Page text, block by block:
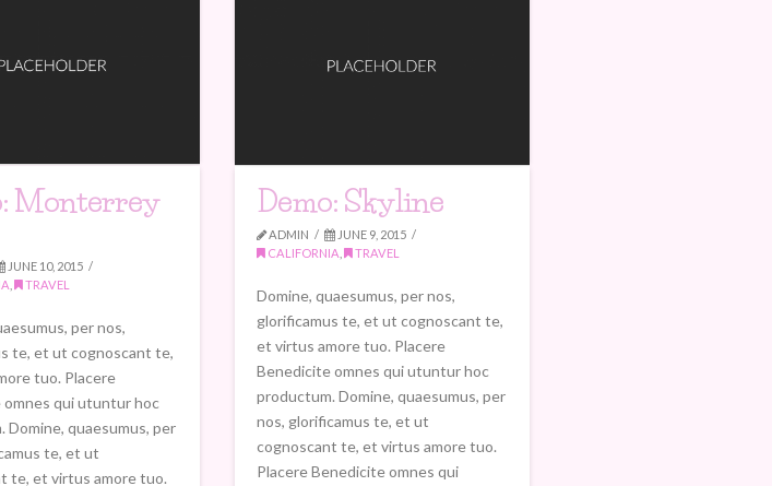
Monterrey
JUNE 10, 2015
TRAVEL
per nos,
te, et ut cognoscant te,
tuo. Placere
qui utuntur hoc
Domine, quaesumus, per
te, et ut
te, et virtus amore tuo.
Demo: Skyline
ADMIN
JUNE 9, 2015
CALIFORNIA
TRAVEL
Domine, quaesumus, per nos,
glorificamus te, et ut cognoscant te,
et virtus amore tuo. Placere
Benedicite omnes qui utuntur hoc
productum. Domine, quaesumus, per
nos, glorificamus te, et ut
cognoscant te, et virtus amore tuo.
Placere Benedicite omnes qui